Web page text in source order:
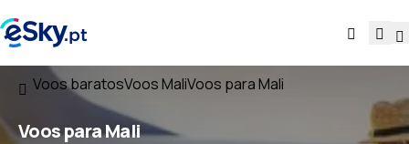
Voos baratosVoos MaliVoos para Mali
Voospara Mali